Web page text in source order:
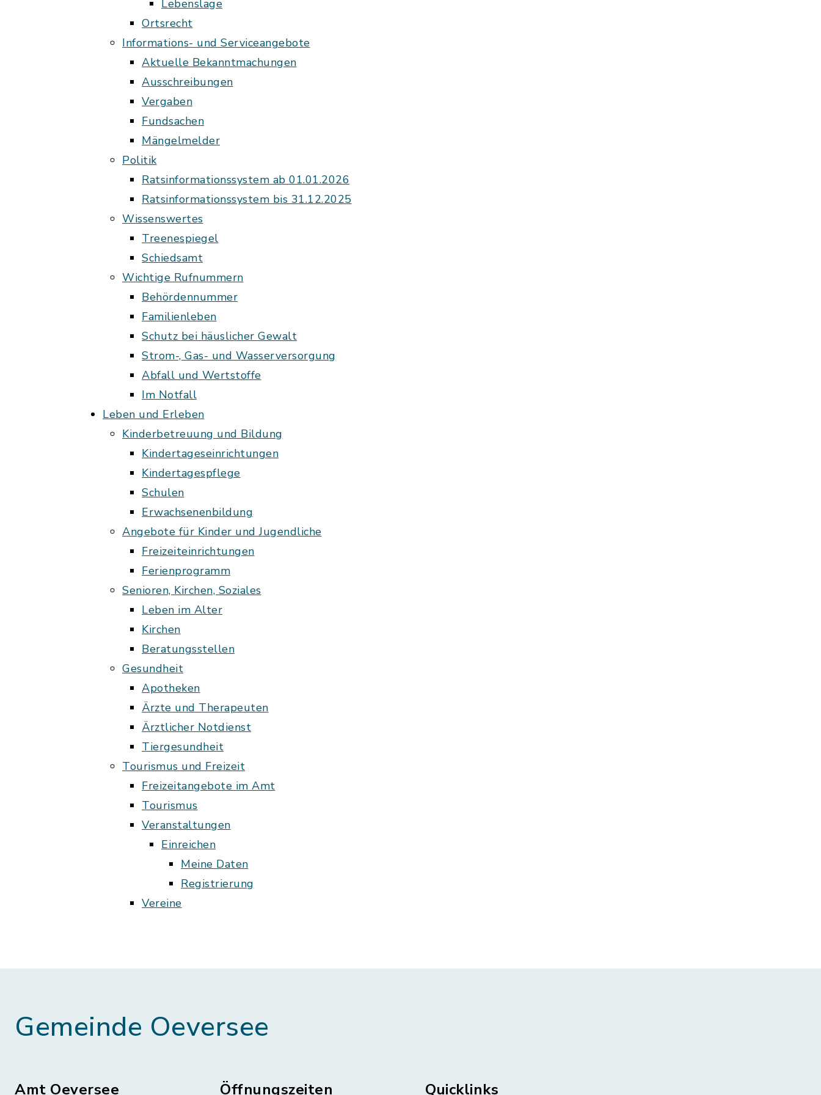
Lebenslage
Ortsrecht
Informations- und Serviceangebote
Aktuelle Bekanntmachungen
Ausschreibungen
Vergaben
Fundsachen
Mängelmelder
Politik
Ratsinformationssystem ab 01.01.2026
Ratsinformationssystem bis 31.12.2025
Wissenswertes
Treenespiegel
Schiedsamt
Wichtige Rufnummern
Behördennummer
Familienleben
Schutz bei häuslicher Gewalt
Strom-, Gas- und Wasserversorgung
Abfall und Wertstoffe
Im Notfall
Leben und Erleben
Kinderbetreuung und Bildung
Kindertageseinrichtungen
Kindertagespflege
Schulen
Erwachsenenbildung
Angebote für Kinder und Jugendliche
Freizeiteinrichtungen
Ferienprogramm
Senioren, Kirchen, Soziales
Leben im Alter
Kirchen
Beratungsstellen
Gesundheit
Apotheken
Ärzte und Therapeuten
Ärztlicher Notdienst
Tiergesundheit
Tourismus und Freizeit
Freizeitangebote im Amt
Tourismus
Veranstaltungen
Einreichen
Meine Daten
Registrierung
Vereine
Gemeinde Oeversee
Amt Oeversee Öffnungszeiten Quicklinks